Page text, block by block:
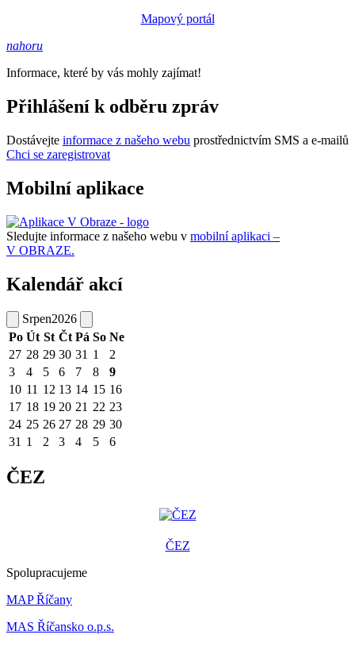
Mapový portál
nahoru
Informace, které by vás mohly zajímat!
Přihlášení k odběru zpráv
Dostávejte informace z našeho webu prostřednictvím SMS a e-mailů
Chci se zaregistrovat
Mobilní aplikace
Sledujte informace z našeho webu v mobilní aplikaci –
V OBRAZE.
Kalendář akcí
Srpen2026
Po Út St Čt Pá So Ne
27 28 29 30 31 1
2
3
4 5 6 7 8
9
10 11 12 13 14 15 16
17 18 19 20 21 22 23
24 25 26 27 28 29 30
31 1 2 3 4 5 6
ČEZ
ČEZ
Spolupracujeme
MAP Říčany
MAS Říčansko o.p.s.